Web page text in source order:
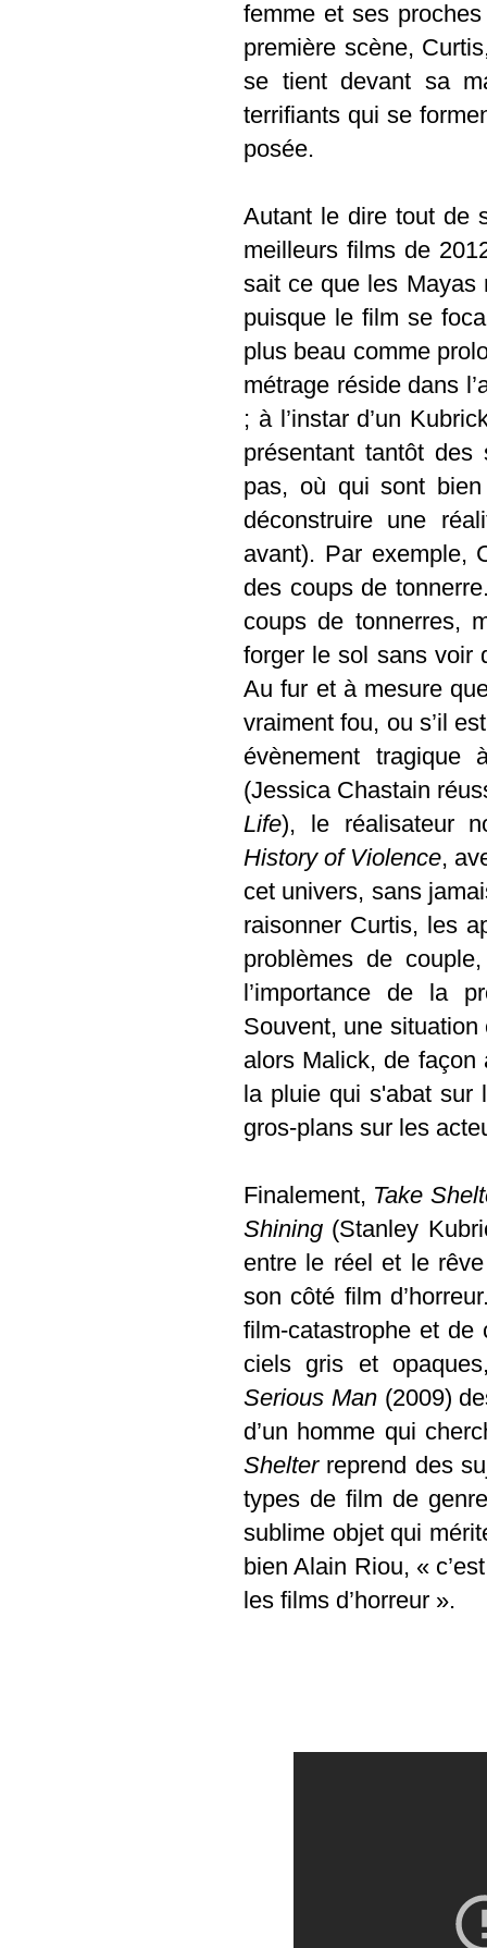
femme et ses
première scène,
se tient devant sa
terrifiants qui se
posée.
Autant le dire tout de
meilleurs films de
sait ce que les Mayas
puisque le film se
plus beau comme
métrage réside dans
; à l’instar d’un
présentant tantôt
pas, où qui sont
déconstruire une
avant). Par exemple,
des coups de
coups de tonnerres,
forger le sol sans voir
Au fur et à mesure
vraiment fou, ou s’il
évènement tragique
(Jessica Chastain
Life), le réalisateur
History of Violence,
cet univers, sans
raisonner Curtis, les
problèmes de
l’importance de la
Souvent, une
alors Malick, de
la pluie qui s'abat sur
gros-plans sur les
Finalement, Take
Shining (Stanley
entre le réel et le
son côté film
film-catastrophe et de
ciels gris et
Serious Man(2009)
d’un homme qui
Shelterreprend des
types de film de
sublime objet qui
bien Alain Riou, «
les films d’horreur ».